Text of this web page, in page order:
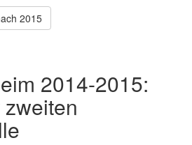
2015
2014-2015: